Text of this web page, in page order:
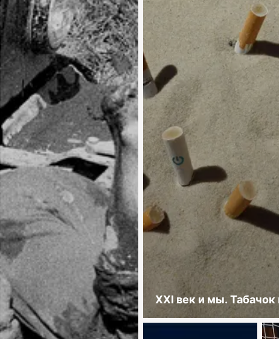
XXI век и мы. Табачок